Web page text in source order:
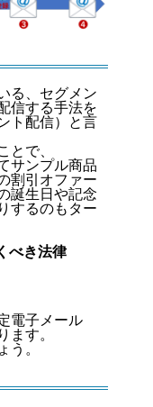
る、セグメン
信する手法を
ト配信）と言
とで、
サンプル商品
割引オファー
誕生日や記念
するのもター
べき法律
電子メール
ます。
う。